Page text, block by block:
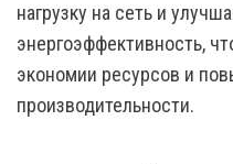
нагрузку на сеть и
энергоэффективность,
экономии ресурсов и
производительности.